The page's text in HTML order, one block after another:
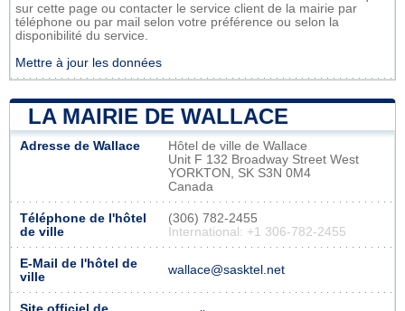
sur cette page ou contacter le service client de la mairie par
téléphone ou par mail selon votre préférence ou selon la
disponibilité du service.
Mettre à jour les données
LA MAIRIE DE WALLACE
Adresse de Wallace
Hôtel de ville de Wallace
Unit F 132 Broadway Street West
YORKTON, SK S3N 0M4
Canada
Téléphone de l'hôtel
de ville
(306) 782-2455
International: +1 306-782-2455
E-Mail de l'hôtel de
ville
wallace@sasktel.net